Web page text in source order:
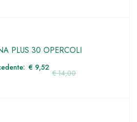
PLUS 30 OPERCOLI
€14,00
€ 9,52